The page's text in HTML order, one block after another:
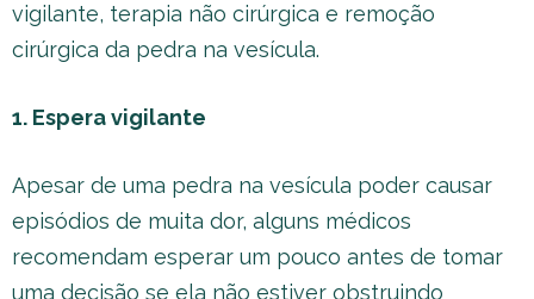
vigilante, terapia não cirúrgica e remoção
cirúrgica da pedra na vesícula.
1. Espera vigilante
Apesar de uma pedra na vesícula poder causar
episódios de muita dor, alguns médicos
recomendam esperar um pouco antes de tomar
uma decisão se ela não estiver obstruindo